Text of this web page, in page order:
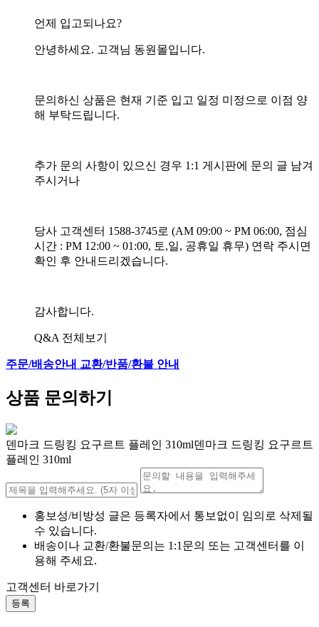
언제 입고되나요?
안녕하세요. 고객님 동원몰입니다.
문의하신 상품은 현재 기준 입고 일정 미정으로 이점 양
해 부탁드립니다.
추가 문의 사항이 있으신 경우 1:1 게시판에 문의 글 남겨
주시거나
당사 고객센터 1588-3745로 (AM 09:00 ~ PM 06:00, 점심
시간 : PM 12:00 ~ 01:00, 토,일, 공휴일 휴무) 연락 주시면
확인 후 안내드리겠습니다.
감사합니다.
Q&A 전체보기
주문/배송안내 교환/반품/환불 안내
상품 문의하기
덴마크 드링킹 요구르트 플레인 310ml덴마크 드링킹 요구르트
플레인 310ml
홍보성/비방성 글은 등록자에서 통보없이 임의로 삭제될
수 있습니다.
배송이나 교환/환불문의는 1:1문의 또는 고객센터를 이
용해 주세요.
고객센터 바로가기
등록